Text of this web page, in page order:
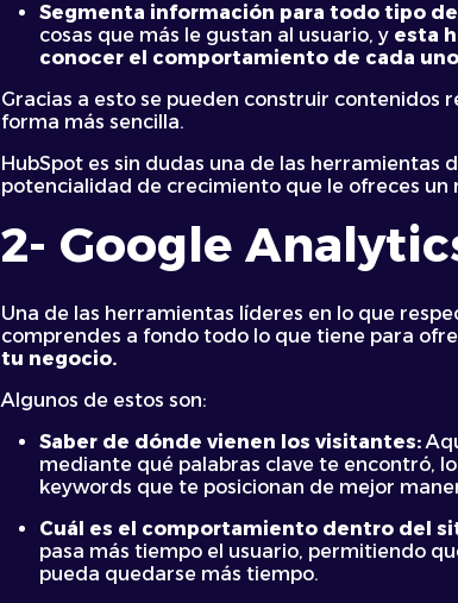
Segmenta información para todo tipo
cosas que más le gustan al usuario, y esta
conocer el comportamiento de cada
Gracias a esto se pueden construir contenidos
forma más sencilla.
HubSpot es sin dudas una de las
potencialidad de crecimiento que le ofreces un
2- Google
Una de las herramientas líderes en lo que
comprendes a fondo todo lo que tiene para
tu negocio.
Algunos de estos son:
Saber de dónde vienen los visitantes:
mediante qué palabras clave te encontró,
keywords que te posicionan de mejor
Cuál es el comportamiento dentro del
pasa más tiempo el usuario, permitiendo
pueda quedarse más tiempo.